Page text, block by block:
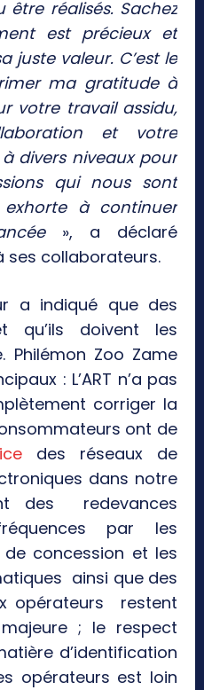
être réalisés. Sachez
est précieux et
juste valeur. C’est le
ma gratitude à
votre travail assidu,
et votre
divers niveaux pour
qui nous sont
exhorte à continuer
», a déclaré
ses collaborateurs.
a indiqué que des
qu’ils doivent les
Philémon Zoo Zame
: L’ART n’a pas
corriger la
ont de
des réseaux de
dans notre
des redevances
par les
concession et les
ainsi que des
opérateurs restent
; le respect
d’identification
opérateurs est loin